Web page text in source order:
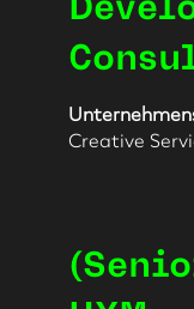
Creative
Leertaste,
um
die
vollständig
anzuzeigen.
Drücken
Sie
die